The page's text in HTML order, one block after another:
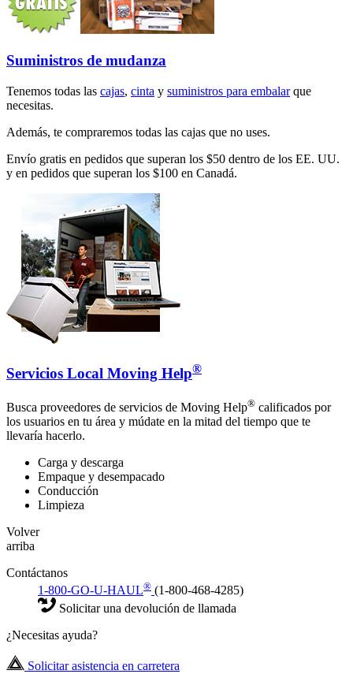
Suministros de mudanza
Tenemos todas las cajas, cinta y suministros para embalarque
necesitas.
Además, te compraremos todas las cajas que no uses.
Envío gratis en pedidos que superan los $50 dentro de los EE. UU.
y en pedidos que superan los $100 en Canadá.
Servicios Local Moving Help®
Busca proveedores de servicios de Moving Help® calificados por
los usuarios en tu área y múdate en la mitad del tiempo que te
llevaría hacerlo.
Carga y descarga
Empaque y desempacado
Conducción
Limpieza
Volver
arriba
Contáctanos
1-800-GO-U-HAUL® (1-800-468-4285)
Solicitar una devolución de llamada
¿Necesitas ayuda?
Solicitar asistencia en carretera